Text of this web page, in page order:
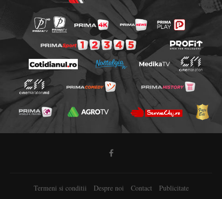
Termeni si conditii Despre noi Contact Publicitate